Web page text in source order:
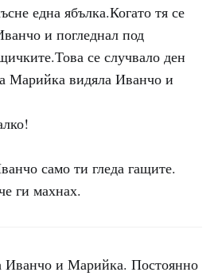
една ябълка.Когато тя се
и погледнал под
се случвало ден
Марийка видяла Иванчо и
само ти гледа гащите.
ги махнах.
Иванчо и Марийка. Постоянно